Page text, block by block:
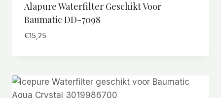
Alapure Waterfilter Geschikt Voor
Baumatic DD-7098
€15,25